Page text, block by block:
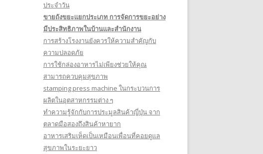
ประจำวัน
ขายถังขยะแยกประเภท การจัดการขยะอย่าง
มีประสิทธิภาพในบ้านและสำนักงาน
การสร้างโรงงานยังควรให้ความสำคัญกับ
ความปลอดภัย
การใช้กล่องอาหารไม่เพียงช่วยให้คุณ
สามารถควบคุมสุขภาพ
stamping press machine ในกระบวนการ
ผลิตในอุตสาหกรรมต่าง ๆ
ทำความรู้จักกับการประมูลสินค้าญี่ปุ่น จาก
ตลาดมือสองถึงสินค้าหายาก
อาหารเสริมเห็ดเป็นเหมือนเพื่อนที่คอยดูแล
สุขภาพในระยะยาว